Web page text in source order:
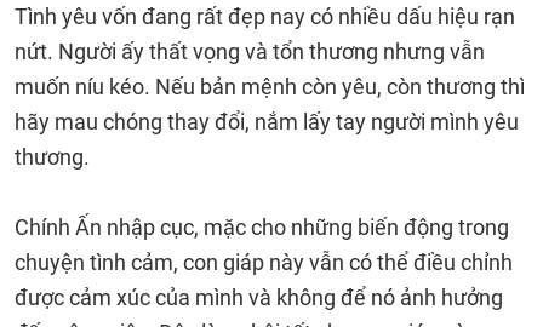
Tình yêu vốn đang rất đẹp nay có nhiều dấu hiệu rạn
nứt. Người ấy thất vọng và tổn thương nhưng vẫn
muốn níu kéo. Nếu bản mệnh còn yêu, còn thương thì
hãy mau chóng thay đổi, nắm lấy tay người mình yêu
thương.
Chính Ấn nhập cục, mặc cho những biến động trong
chuyện tình cảm, con giáp này vẫn có thể điều chỉnh
được cảm xúc của mình và không để nó ảnh hưởng